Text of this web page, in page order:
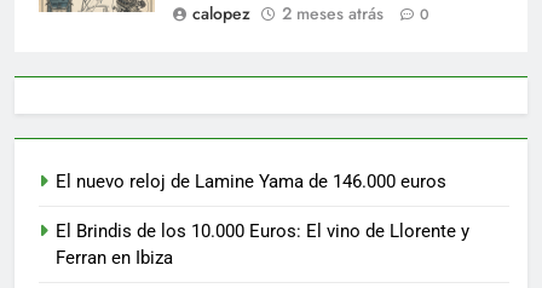
calopez
2 meses atrás 0
El nuevo reloj de Lamine Yama de 146.000 euros
El Brindis de los 10.000 Euros: El vino de Llorente y
Ferran en Ibiza